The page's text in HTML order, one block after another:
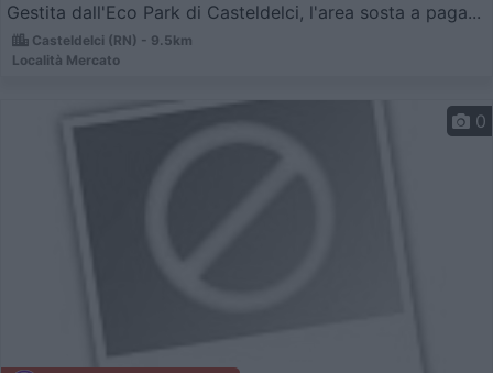
Gestita dall'Eco Park di Casteldelci, l'area sosta a paga...
Casteldelci (RN) - 9.5km
Località Mercato
0